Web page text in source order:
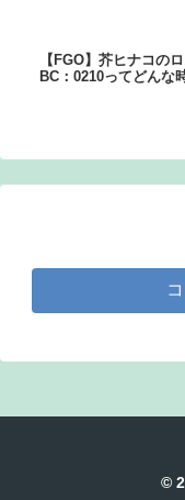
【FGO】芥ヒナコの
BC：0210ってどんな
©